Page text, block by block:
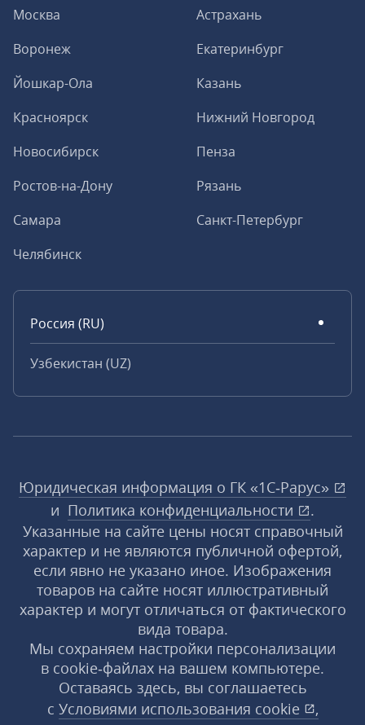
Москва
Астрахань
Воронеж
Екатеринбург
Йошкар-Ола
Казань
Красноярск
Нижний Новгород
Новосибирск
Пенза
Ростов-на-Дону
Рязань
Самара
Санкт-Петербург
Челябинск
Россия (RU)
Узбекистан (UZ)
Юридическая информация о ГК «1С‑Рарус»
и Политика конфиденциальности
.
Указанные на сайте цены носят справочный
характер и не являются публичной офертой,
если явно не указано иное. Изображения
товаров на сайте носят иллюстративный
характер и могут отличаться от фактического
вида товара.
Мы сохраняем настройки персонализации
в cookie‑файлах на вашем компьютере.
Оставаясь здесь, вы соглашаетесь
с Условиями использования cookie
,